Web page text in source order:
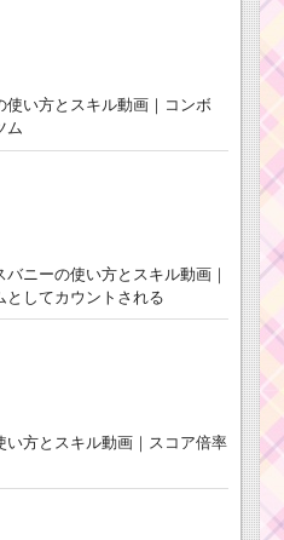
使い方とスキル動画｜コンボ
ム
ニーの使い方とスキル動画｜
としてカウントされる
い方とスキル動画｜スコア倍率